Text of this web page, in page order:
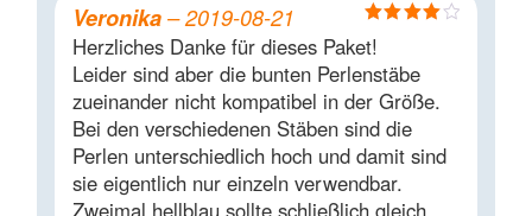
Bewertet
mit
5
Veronika– 2019-08-21
Herzliches Danke für dieses Paket!
Leider sind aber die bunten Perlenstäbe
zueinander nicht kompatibel in der Größe.
Bei den verschiedenen Stäben sind die
Perlen unterschiedlich hoch und damit sind
sie eigentlich nur einzeln verwendbar.
Zweimal hellblau sollte schließlich gleich